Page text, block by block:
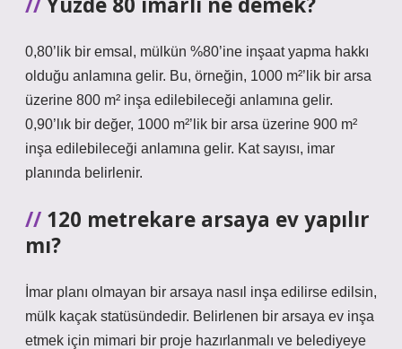
0,80’lik bir emsal, mülkün %80’ine inşaat yapma hakkı
olduğu anlamına gelir. Bu, örneğin, 1000 m²’lik bir arsa
üzerine 800 m² inşa edilebileceği anlamına gelir.
0,90’lık bir değer, 1000 m²’lik bir arsa üzerine 900 m²
inşa edilebileceği anlamına gelir. Kat sayısı, imar
planında belirlenir.
120 metrekare arsaya ev yapılır
mı?
İmar planı olmayan bir arsaya nasıl inşa edilirse edilsin,
mülk kaçak statüsündedir. Belirlenen bir arsaya ev inşa
etmek için mimari bir proje hazırlanmalı ve belediyeye